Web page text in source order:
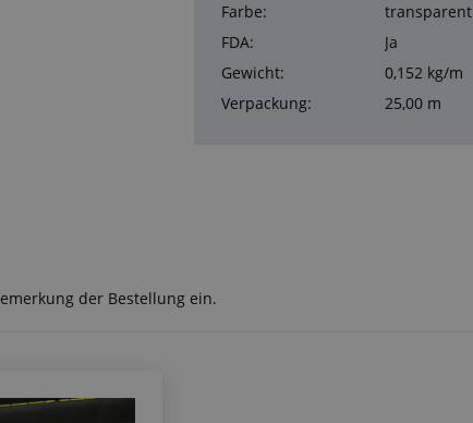
Farbe:
transparent
FDA:
Ja
Gewicht:
0,152 kg/m
Verpackung:
25,00 m
der Bestellung ein.